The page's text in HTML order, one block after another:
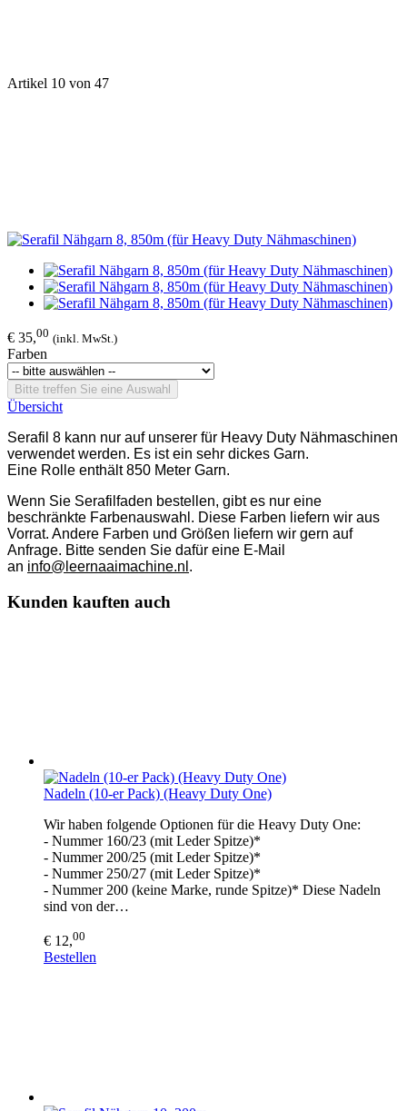
Artikel 10 von 47
€ 35,00 (inkl. MwSt.)
Farben
Bitte treffen Sie eine Auswahl
Übersicht
Serafil 8 kann nur auf unserer für Heavy Duty Nähmaschinen
verwendet werden. Es ist ein sehr dickes Garn.
Eine Rolle enthält 850 Meter Garn.
Wenn Sie Serafilfaden bestellen, gibt es nur eine
beschränkte Farbenauswahl. Diese Farben liefern wir aus
Vorrat. Andere Farben und Größen liefern wir gern auf
Anfrage. Bitte senden Sie dafür eine E-Mail
an info@leernaaimachine.nl .
Kunden kauften auch
Nadeln (10-er Pack) (Heavy Duty One)
Wir haben folgende Optionen für die Heavy Duty One:
- Nummer 160/23 (mit Leder Spitze)*
- Nummer 200/25 (mit Leder Spitze)*
- Nummer 250/27 (mit Leder Spitze)*
- Nummer 200 (keine Marke, runde Spitze)* Diese Nadeln
sind von der…
€ 12,00
Bestellen